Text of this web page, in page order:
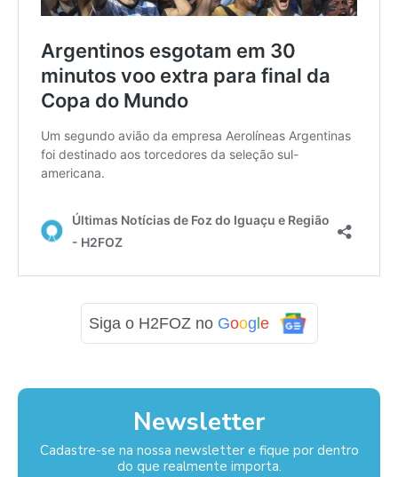
Siga o H2FOZ no Google
Newsletter
Cadastre-se na nossa newsletter e fique por dentro
do que realmente importa.